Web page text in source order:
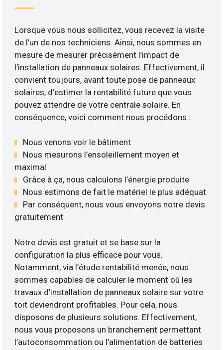
Lorsque vous nous sollicitez, vous recevez la visite
de l’un de nos techniciens. Ainsi, nous sommes en
mesure de mesurer précisément l’impact de
l’installation de panneaux solaires. Effectivement, il
convient toujours, avant toute pose de panneaux
solaires, d’estimer la rentabilité future que vous
pouvez attendre de votre centrale solaire. En
conséquence, voici comment nous procédons :
Nous venons voir le bâtiment
Nous mesurons l’ensoleillement moyen et
maximal
Grâce à ça, nous calculons l’énergie produite
Nous estimons de fait le matériel le plus adéquat
Par conséquent, nous vous envoyons notre devis
gratuitement
Notre devis est gratuit et se base sur la
configuration la plus efficace pour vous.
Notamment, via l’étude rentabilité menée, nous
sommes capables de calculer le moment où les
travaux d’installation de panneaux solaire sur votre
toit deviendront profitables. Pour cela, nous
disposons de plusieurs solutions. Effectivement,
nous vous proposons un branchement permettant
l’autoconsommation ou l’alimentation de batteries